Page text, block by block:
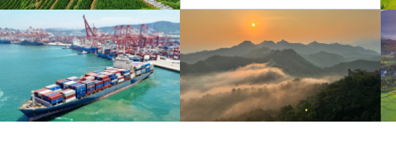
期出游 樂享美好時光
江蘇泗洪：洪澤湖濕地白
鷺嬉戲